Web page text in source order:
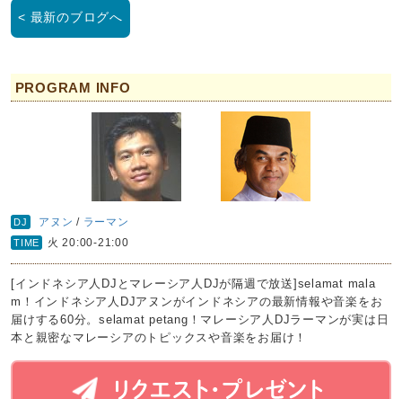
< 最新のブログへ
PROGRAM INFO
DJ アヌン / ラーマン
TIME 火 20:00-21:00
[インドネシア人DJとマレーシア人DJが隔週で放送]selamat mala
m！インドネシア人DJアヌンがインドネシアの最新情報や音楽をお
届けする60分。selamat petang！マレーシア人DJラーマンが実は日
本と親密なマレーシアのトピックスや音楽をお届け！